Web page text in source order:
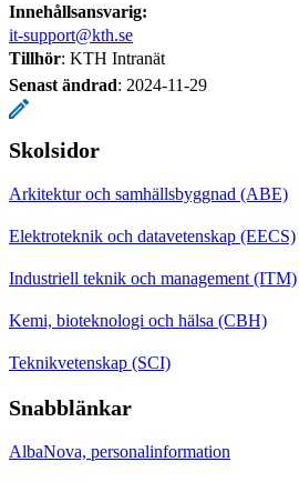
Innehållsansvarig:
it-support@kth.se
Tillhör: KTH Intranät
Senast ändrad: 2024-11-29
Skolsidor
Arkitektur och samhällsbyggnad (ABE)
Elektroteknik och datavetenskap (EECS)
Industriell teknik och management (ITM)
Kemi, bioteknologi och hälsa (CBH)
Teknikvetenskap (SCI)
Snabblänkar
AlbaNova, personalinformation